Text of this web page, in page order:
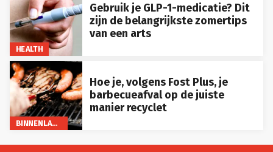
HEALTH
Gebruik je GLP-1-medicatie? Dit
zijn de belangrijkste zomertips
van een arts
BINNENLAND
Hoe je, volgens Fost Plus, je
barbecueafval op de juiste
manier recyclet